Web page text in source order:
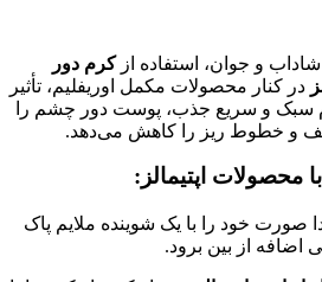
و جوان، استفاده ازکرم دور
در کنار محصولات مکمل اوریفلیم، تأثیر
سبک و سریع جذب، پوست دور چشم را
پف و خطوط ریز را کاهش می‌دهد.
محصولات اپتیمالز:
صورت خود را با یک شوینده ملایم پاک
اضافه از بین برود.